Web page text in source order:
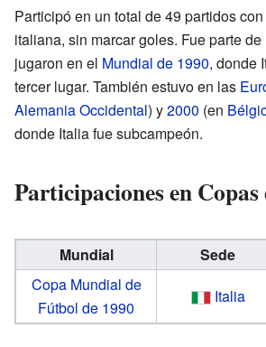
Participó en un total de 49 partidos
italiana, sin marcar goles. Fue parte
jugaron en el Mundial de 1990, donde
tercer lugar. También estuvo en las
Alemania Occidental) y2000 (en
donde Italia fue subcampeón.
Participaciones en
Mundial Sede
Copa Mundial de
Fútbol de 1990
Italia